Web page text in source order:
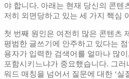
야 합니다. 아래는 현재 당신의 콘텐
저히 외면당하고 있는 세 가지 핵심
첫 번째 원인은 여전히 많은 콘텐츠
평범한 글쓰기에 안주하고 있다는
용자가 입력한 검색어를 얼마나 많
포함시키느냐가 중요했습니다. 그러
워드 매칭을 넘어서 질문에 대한 ‘실